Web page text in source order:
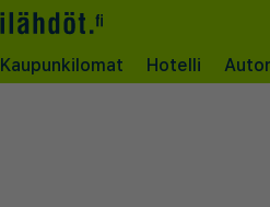
Kaupunkilomat Hotelli